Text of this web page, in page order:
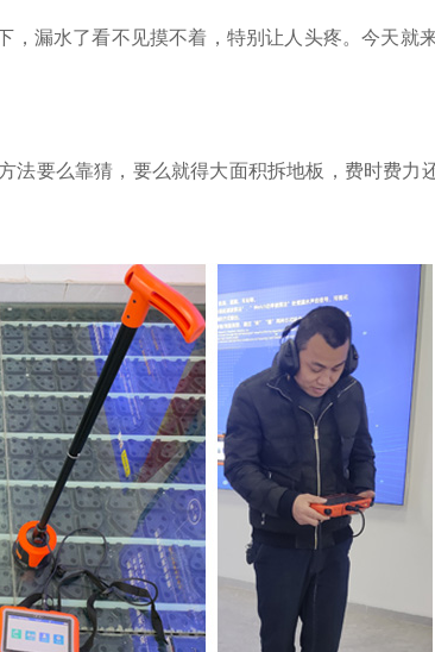
，漏水了看不见摸不着，特别让人头疼。今天
要么靠猜，要么就得大面积拆地板，费时费力